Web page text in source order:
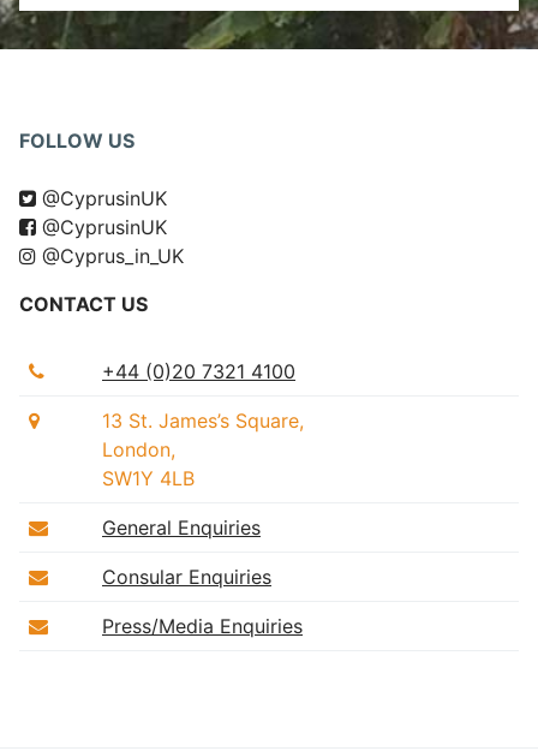
FOLLOW US
@CyprusinUK
@CyprusinUK
@Cyprus_in_UK
CONTACT US
+44 (0)20 7321 4100
13 St. James’s Square,
London,
SW1Y 4LB
General Enquiries
Consular Enquiries
Press/Media Enquiries